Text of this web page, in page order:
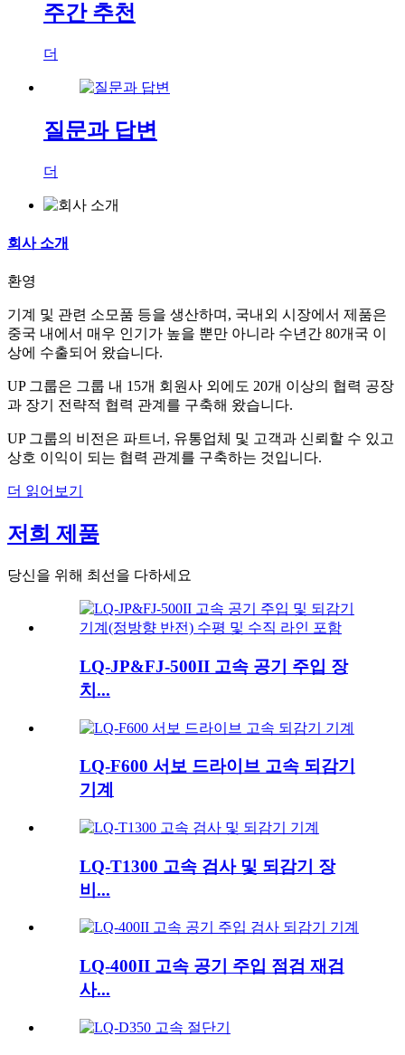
주간 추천
더
질문과 답변
더
회사 소개
환영
기계 및 관련 소모품 등을 생산하며, 국내외 시장에서 제품은
중국 내에서 매우 인기가 높을 뿐만 아니라 수년간 80개국 이
상에 수출되어 왔습니다.
UP 그룹은 그룹 내 15개 회원사 외에도 20개 이상의 협력 공장
과 장기 전략적 협력 관계를 구축해 왔습니다.
UP 그룹의 비전은 파트너, 유통업체 및 고객과 신뢰할 수 있고
상호 이익이 되는 협력 관계를 구축하는 것입니다.
더 읽어보기
저희 제품
당신을 위해 최선을 다하세요
LQ-JP&FJ-500II 고속 공기 주입 장
치...
LQ-F600 서보 드라이브 고속 되감기
기계
LQ-T1300 고속 검사 및 되감기 장
비...
LQ-400II 고속 공기 주입 점검 재검
사...